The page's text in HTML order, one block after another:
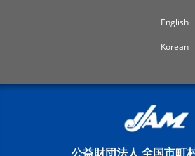
English
Korean
公益財団法人 全国市町